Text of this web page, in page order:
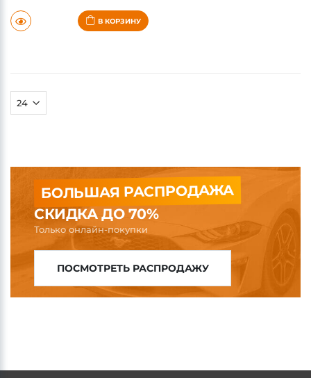
В КОРЗИНУ
БОЛЬШАЯ РАСПРОДАЖА
СКИДКА ДО 70%
Только онлайн-покупки
ПОСМОТРЕТЬ РАСПРОДАЖУ